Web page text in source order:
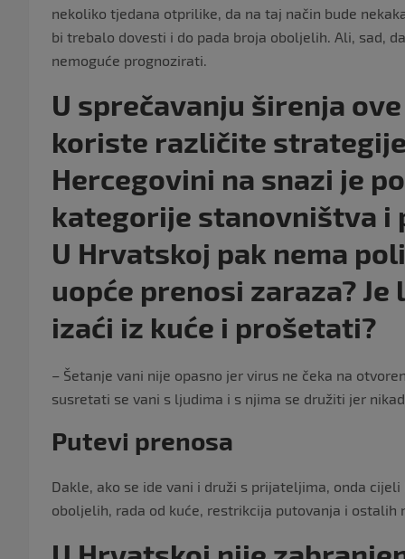
nekoliko tjedana otprilike, da na taj način bude
bi trebalo dovesti i do pada broja oboljelih. Ali, sad,
nemoguće prognozirati.
U sprečavanju širenja
koriste različite
Hercegovini na snazi je
kategorije stanovništva i
U Hrvatskoj pak nema
uopće prenosi zaraza?
izaći iz kuće i prošetati?
– Šetanje vani nije opasno jer virus ne čeka na
susretati se vani s ljudima i s njima se družiti jer
Putevi prenosa
Dakle, ako se ide vani i druži s prijateljima, onda
oboljelih, rada od kuće, restrikcija putovanja i ostalih